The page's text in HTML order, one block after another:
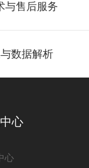
与售后服务
数据解析
心
心